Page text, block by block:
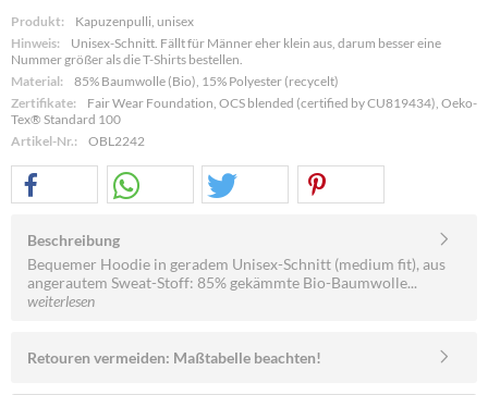
Produkt:
Kapuzenpulli, unisex
Hinweis:
Unisex-Schnitt. Fällt für Männer eher klein aus, darum besser eine
Nummer größer als die T-Shirts bestellen.
Material:
85% Baumwolle (Bio), 15% Polyester (recycelt)
Zertifikate:
Fair Wear Foundation, OCS blended (certified by CU819434), Oeko-
Tex® Standard 100
Artikel-Nr.:
OBL2242
Beschreibung
Bequemer Hoodie in geradem Unisex-Schnitt (medium fit), aus
angerautem Sweat-Stoff: 85% gekämmte Bio-Baumwolle...
weiterlesen
Retouren vermeiden: Maßtabelle beachten!